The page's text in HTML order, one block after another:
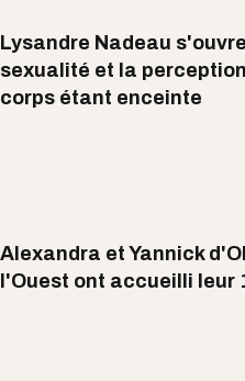
Lysandre Nadeau
sexualité et la
corps étant enceinte
Alexandra et Yannick
l'Ouest ont accueilli leur